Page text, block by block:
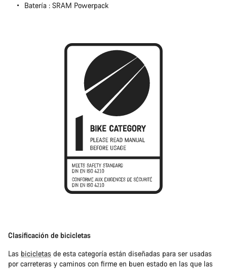
Batería : SRAM Powerpack
Clasificación de bicicletas
Las bicicletas de esta categoría están diseñadas para ser usadas
por carreteras y caminos con firme en buen estado en las que las